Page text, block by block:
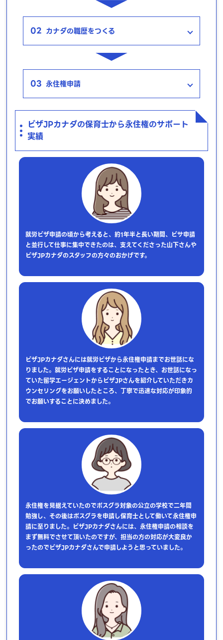
02 カナダの職歴をつくる
03 永住権申請
ビザJPカナダの保育士から永住権のサポート
実績
就労ビザ申請の頃から考えると、約1年半と長い期間、ビサ申請
と並行して仕事に集中できたのは、支えてくださった山下さんや
ビザJPカナダのスタッフの方々のおかげです。
ビザJPカナダさんには就労ビザから永住権申請までお世話にな
りました。就労ビザ申請をすることになったとき、お世話になっ
ていた留学エージェントからビザJPさんを紹介していただきカ
ウンセリングをお願いしたところ、丁寧で迅速な対応が印象的
でお願いすることに決めました。
永住権を見据えていたのでポスグラ対象の公立の学校で二年間
勉強し、その後はポスグラを申請し保育士として働いて永住権申
請に至りました。ビザJPカナダさんには、永住権申請の相談を
まず無料でさせて頂いたのですが、担当の方の対応が大変良か
ったのでビザJPカナダさんで申請しようと思っていました。